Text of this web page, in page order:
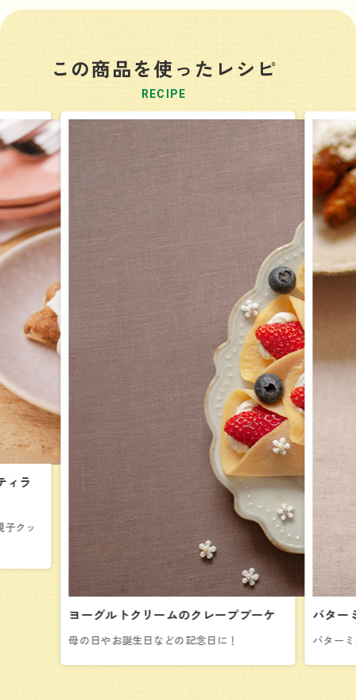
この商品を使ったレシピ
RECIPE
ィラ
子クッ
ヨーグルトクリームのクレープブーケ
母の日やお誕生日などの記念日に！
バター
バター